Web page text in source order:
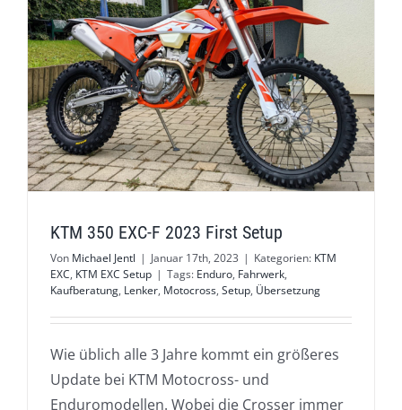
KTM 350 EXC-F 2023 First Setup
Von Michael Jentl | Januar 17th, 2023 | Kategorien: KTM
EXC, KTM EXC Setup | Tags: Enduro, Fahrwerk,
Kaufberatung, Lenker, Motocross, Setup, Übersetzung
Wie üblich alle 3 Jahre kommt ein größeres
Update bei KTM Motocross- und
Enduromodellen. Wobei die Crosser immer